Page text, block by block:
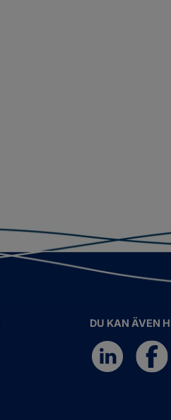
DU KAN ÄVEN